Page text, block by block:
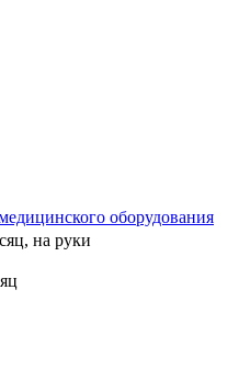
оборудования
на руки